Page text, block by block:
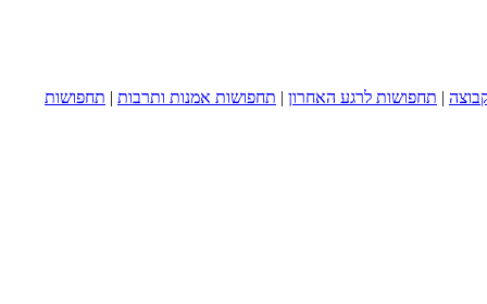
| תחפושות לרגע האחרון | תחפושות אמנות ותרבות | תחפושות